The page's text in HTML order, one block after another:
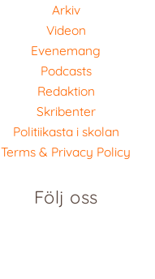
Arkiv
Videon
Evenemang
Podcasts
Redaktion
Skribenter
Politiikasta i skolan
Terms & Privacy Policy
Följ oss